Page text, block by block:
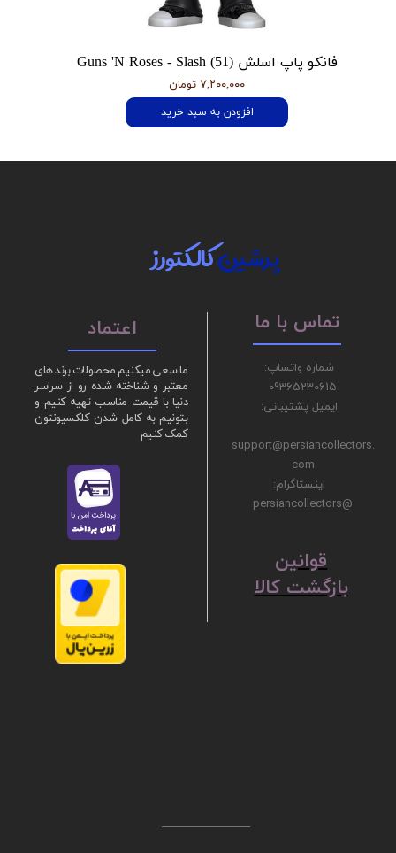
فانکو پاپ اسلش Guns 'N Roses - Slash (51)
۷,۲۰۰,۰۰۰ تومان
افزودن به سبد خرید
ما سعی میکنیم محصولات برند های
معتبر و شناخته شده رو از سراسر
دنیا با قیمت مناسب تهیه کنیم و
بتونیم به کامل شدن کلکسیونتون
کمک کنیم
پرشینکالکتورز
شماره واتساپ:
09365230615
ایمیل پشتیبانی:
support@persiancollectors.
com
اینستاگرام:
@persiancollectors
تماس با ما اعتماد
ق​​​​​​​وانین
بازگشت کالا